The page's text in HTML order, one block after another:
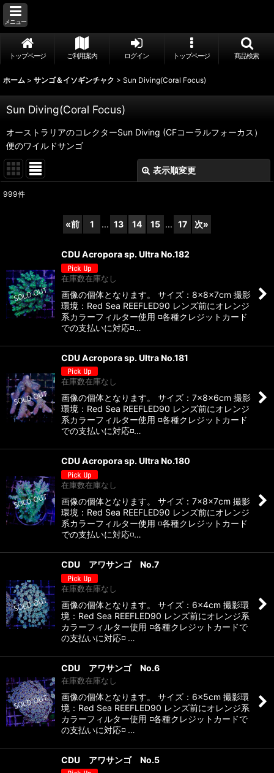
メニュー
トップページ ご利用案内 ログイン トップページ 商品検索
ホーム > サンゴ＆イソギンチャク > Sun Diving(Coral Focus)
Sun Diving(Coral Focus)
オーストラリアのコレクターSun Diving (CFコーラルフォーカス）
便のワイルドサンゴ
表示順変更
999件
«前 1 ... 13 14 15 ... 17 次»
CDU Acropora sp. Ultra No.182
在庫数在庫なし
画像の個体となります。 サイズ：8×8×7cm 撮影
環境：Red Sea REEFLED90 レンズ前にオレンジ
系カラーフィルター使用 ◽️各種クレジットカード
での支払いに対応◽️…
CDU Acropora sp. Ultra No.181
在庫数在庫なし
画像の個体となります。 サイズ：7×8×6cm 撮影
環境：Red Sea REEFLED90 レンズ前にオレンジ
系カラーフィルター使用 ◽️各種クレジットカード
での支払いに対応◽️…
CDU Acropora sp. Ultra No.180
在庫数在庫なし
画像の個体となります。 サイズ：7×8×7cm 撮影
環境：Red Sea REEFLED90 レンズ前にオレンジ
系カラーフィルター使用 ◽️各種クレジットカード
での支払いに対応◽️…
CDU アワサンゴ No.7
在庫数在庫なし
画像の個体となります。 サイズ：6×4cm 撮影環
境：Red Sea REEFLED90 レンズ前にオレンジ系
カラーフィルター使用 ◽️各種クレジットカードで
の支払いに対応◽️ …
CDU アワサンゴ No.6
在庫数在庫なし
画像の個体となります。 サイズ：6×5cm 撮影環
境：Red Sea REEFLED90 レンズ前にオレンジ系
カラーフィルター使用 ◽️各種クレジットカードで
の支払いに対応◽️ …
CDU アワサンゴ No.5